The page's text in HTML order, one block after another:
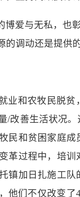
博爱与无私，也
的调动还是提供
业和农牧民脱
/改善生活状况。
民和贫困家庭
革过程中，培
镇加日扎施工
他们不仅改变